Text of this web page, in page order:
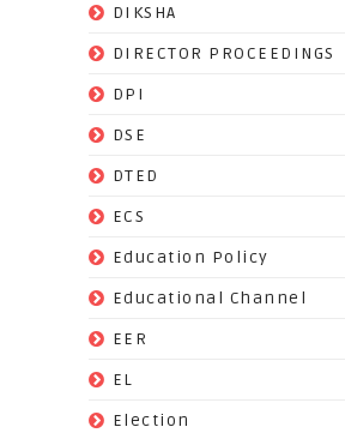
DIKSHA
DIRECTOR PROCEEDINGS
DPI
DSE
DTED
ECS
Education Policy
Educational Channel
EER
EL
Election